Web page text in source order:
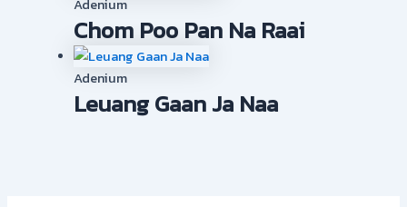
Adenium
Chom Poo Pan Na Raai
Adenium
Leuang Gaan Ja Naa